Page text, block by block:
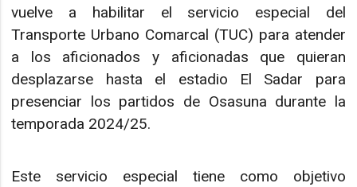
vuelve a habilitar el servicio especial del
Transporte Urbano Comarcal (TUC) para atender
a los aficionados y aficionadas que quieran
desplazarse hasta el estadio El Sadar para
presenciar los partidos de Osasuna durante la
temporada 2024/25.
Este servicio especial tiene como objetivo